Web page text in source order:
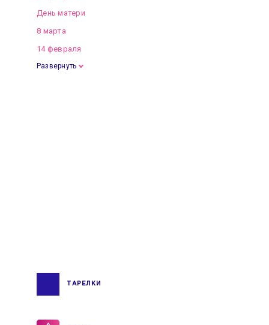
День матери
8 марта
14 февраля
Развернуть
ТАРЕЛКИ